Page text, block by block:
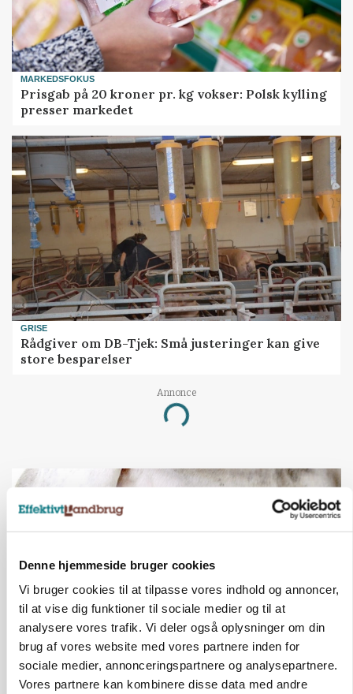
Denne hjemmeside bruger cookies
Vi bruger cookies til at tilpasse vores indhold og annoncer,
til at vise dig funktioner til sociale medier og til at
analysere vores trafik. Vi deler også oplysninger om din
brug af vores website med vores partnere inden for
sociale medier, annonceringspartnere og analysepartnere.
Vores partnere kan kombinere disse data med andre
MARKEDSFOKUS
Prisgab på 20 kroner pr. kg vokser: Polsk kylling
presser markedet
GRISE
Rådgiver om DB-Tjek: Små justeringer kan give
store besparelser
Annonce
Loading...
MARKED
Russisk mælkepris dykker 23 procent